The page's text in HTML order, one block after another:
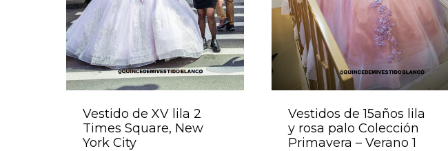
Vestido de XV lila 2
Times Square, New
York City
Vestidos de 15años lila
y rosa palo Colección
Primavera – Verano 1